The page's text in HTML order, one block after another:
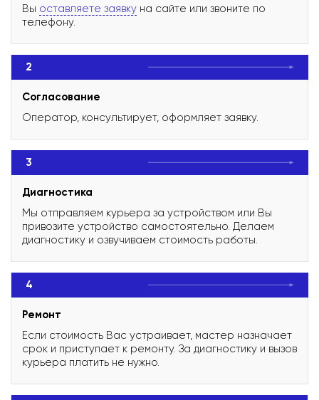
Вы оставляете заявку на сайте или звоните по
телефону.
2
Согласование
Оператор, консультирует, оформляет заявку.
3
Диагностика
Мы отправляем курьера за устройством или Вы
привозите устройство самостоятельно. Делаем
диагностику и озвучиваем стоимость работы.
4
Ремонт
Если стоимость Вас устраивает, мастер назначает
срок и приступает к ремонту. За диагностику и вызов
курьера платить не нужно.